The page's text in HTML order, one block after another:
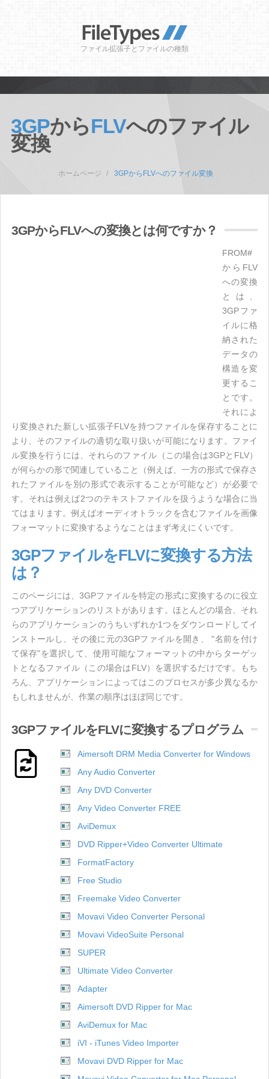
ファイル拡張子とファイルの種類
3GPからFLVへのファイル
変換
ホームページ 3GPからFLVへのファイル変換
3GPからFLVへの変換とは何ですか？
FROM#
からFLV
への変換
とは、
3GPファ
イルに格
納された
データの
構造を変
更するこ
とです。
それによ
り変換された新しい拡張子FLVを持つファイルを保存することに
より、そのファイルの適切な取り扱いが可能になります。ファイ
ル変換を行うには、それらのファイル（この場合は3GPとFLV）
が何らかの形で関連していること（例えば、一方の形式で保存さ
れたファイルを別の形式で表示することが可能など）が必要で
す。それは例えば2つのテキストファイルを扱うような場合に当
てはまります。例えばオーディオトラックを含むファイルを画像
フォーマットに変換するようなことはまず考えにくいです。
3GPファイルをFLVに変換する方法
は？
このページには、3GPファイルを特定の形式に変換するのに役立
つアプリケーションのリストがあります。ほとんどの場合、それ
らのアプリケーションのうちいずれか1つをダウンロードしてイ
ンストールし、その後に元の3GPファイルを開き、 "名前を付け
て保存"を選択して、使用可能なフォーマットの中からターゲッ
トとなるファイル（この場合はFLV）を選択するだけです。もち
ろん、アプリケーションによってはこのプロセスが多少異なるか
もしれませんが、作業の順序はほぼ同じです。
3GPファイルをFLVに変換するプログラム
Aimersoft DRM Media Converter for Windows
Any Audio Converter
Any DVD Converter
Any Video Converter FREE
AviDemux
DVD Ripper+Video Converter Ultimate
FormatFactory
Free Studio
Freemake Video Converter
Movavi Video Converter Personal
Movavi VideoSuite Personal
SUPER
Ultimate Video Converter
Adapter
Aimersoft DVD Ripper for Mac
AviDemux for Mac
iVI - iTunes Video Importer
Movavi DVD Ripper for Mac